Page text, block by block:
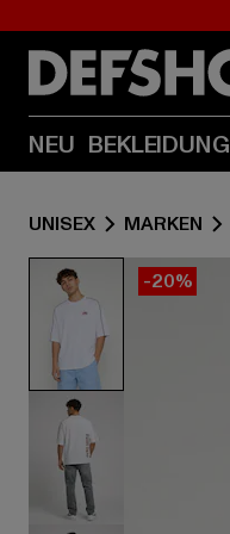
NEU BEKLEIDUNG
UNISEX MARKEN
-20%